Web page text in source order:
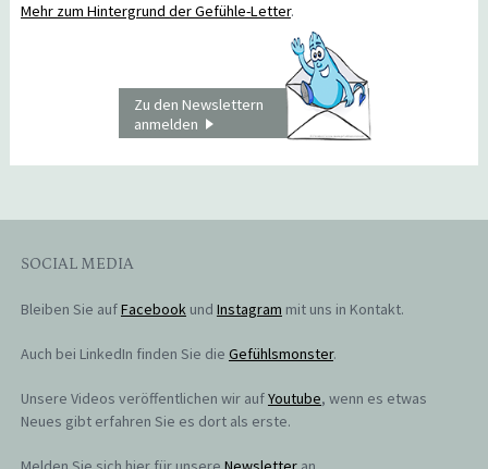
Mehr zum Hintergrund der Gefühle-Letter.
Zu den Newslettern
anmelden
SOCIAL MEDIA
Bleiben Sie aufFacebookund Instagram mit uns in Kontakt.
Auch bei LinkedIn finden Sie die Gefühlsmonster.
Unsere Videos veröffentlichen wir aufYoutube, wenn es etwas
Neues gibt erfahren Sie es dort als erste.